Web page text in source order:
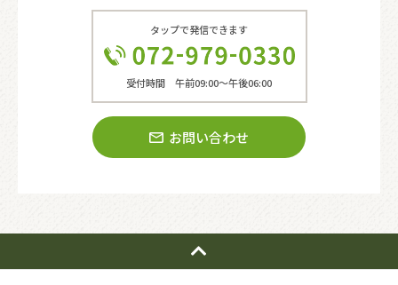
タップで発信できます
受付時間 午前09:00〜午後06:00
お問い合わせ